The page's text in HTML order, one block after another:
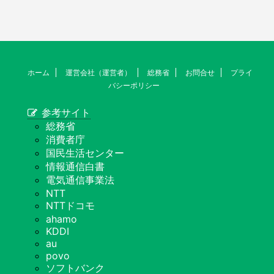
ホーム 運営会社（運営者） 総務省 お問合せ
プライ
バシーポリシー
参考サイト
総務省
消費者庁
国民生活センター
情報通信白書
電気通信事業法
NTT
NTTドコモ
ahamo
KDDI
au
povo
ソフトバンク